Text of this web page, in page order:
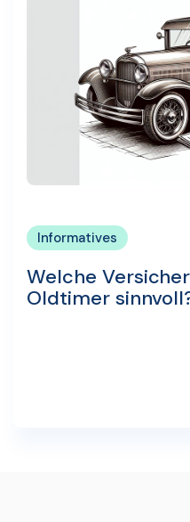
Informatives
Welche
Oldtimer